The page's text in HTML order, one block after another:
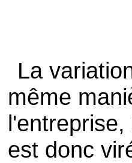
La
même
est donc